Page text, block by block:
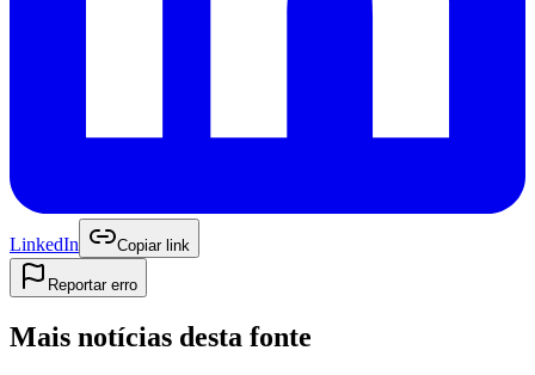
LinkedIn Copiar link
Reportar erro
Mais notícias desta fonte